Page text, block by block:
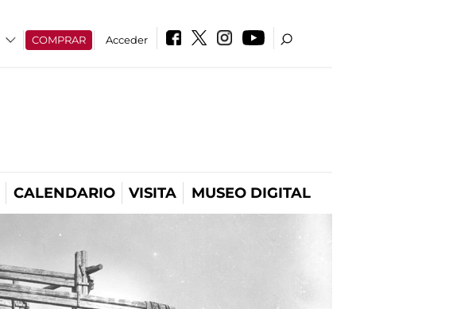
COMPRAR Acceder
CALENDARIO VISITA MUSEO DIGITAL